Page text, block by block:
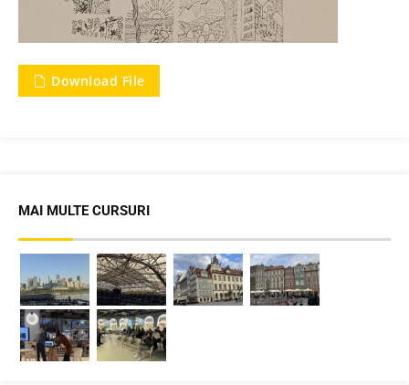
Download File
MAI MULTE CURSURI